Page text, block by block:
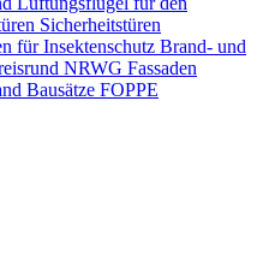
Sicherheitstüren
für Insektenschutz Brand- und
NRWG Fassaden
Bausätze FOPPE